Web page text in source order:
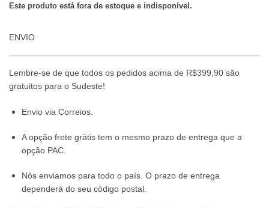
Este produto está fora de estoque e indisponível.
ENVIO
Lembre-se de que todos os pedidos acima de R$399,90 são
gratuitos para o Sudeste!
Envio via Correios.
A opção frete grátis tem o mesmo prazo de entrega que a
opção PAC.
Nós enviamos para todo o país. O prazo de entrega
dependerá do seu código postal.